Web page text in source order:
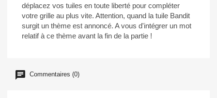
déplacez vos tuiles en toute liberté pour compléter
votre grille au plus vite. Attention, quand la tuile Bandit
surgit un thème est annoncé. A vous d'intégrer un mot
relatif à ce thème avant la fin de la partie !
Commentaires (0)